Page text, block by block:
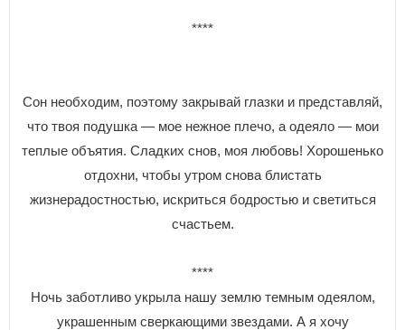
****
Сон необходим, поэтому закрывай глазки и представляй,
что твоя подушка — мое нежное плечо, а одеяло — мои
теплые объятия. Сладких снов, моя любовь! Хорошенько
отдохни, чтобы утром снова блистать
жизнерадостностью, искриться бодростью и светиться
счастьем.
****
Ночь заботливо укрыла нашу землю темным одеялом,
украшенным сверкающими звездами. А я хочу